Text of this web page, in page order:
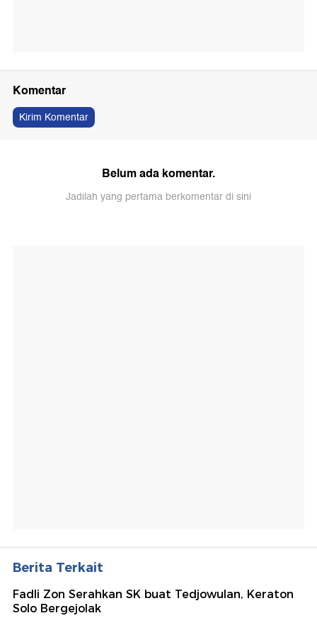
Komentar
Kirim Komentar
Belum ada komentar.
Jadilah yang pertama berkomentar di sini
Berita Terkait
Fadli Zon Serahkan SK buat Tedjowulan, Keraton
Solo Bergejolak